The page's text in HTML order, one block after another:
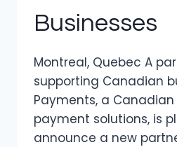
Businesses
Montreal, Quebec A
supporting Canadian
Payments, a
payment solutions, is
announce a new